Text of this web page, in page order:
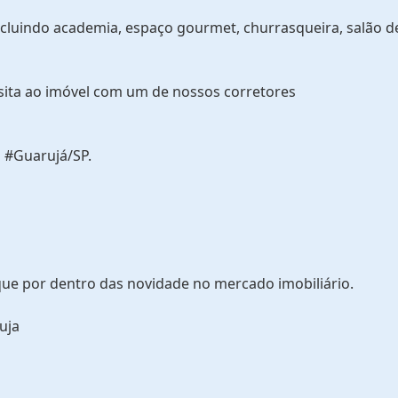
academia, espaço gourmet, churrasqueira, salão
ao imóvel com um de nossos corretores
SP.
por dentro das novidade no mercado imobiliário.